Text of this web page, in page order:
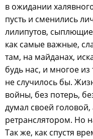
в ожидании
пусть и сменились
лилипутов,
как самые важные,
там, на майданах,
будь нас, и многое
не случилось бы.
войны, без потерь,
думал своей
ретранслятором. Но
Так же, как спустя